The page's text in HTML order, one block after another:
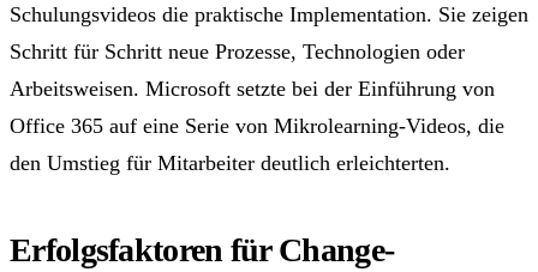
Schulungsvideos die praktische Implementation. Sie zeigen
Schritt für Schritt neue Prozesse, Technologien oder
Arbeitsweisen. Microsoft setzte bei der Einführung von
Office 365 auf eine Serie von Mikrolearning-Videos, die
den Umstieg für Mitarbeiter deutlich erleichterten.
Erfolgsfaktoren für Change-